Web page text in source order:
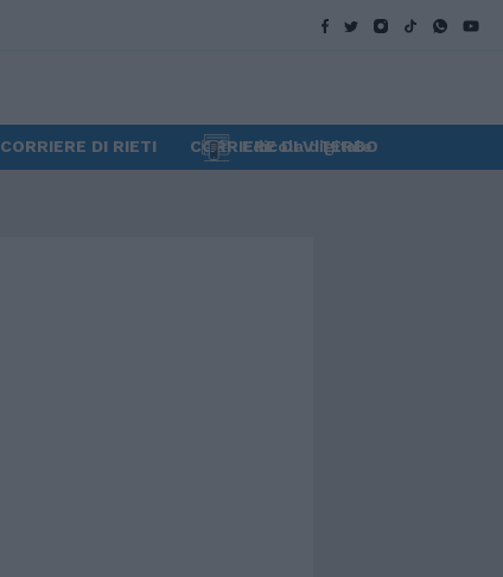
CORRIERE DI RIETI CORRIERE DI VITERBO
Edicola digitale